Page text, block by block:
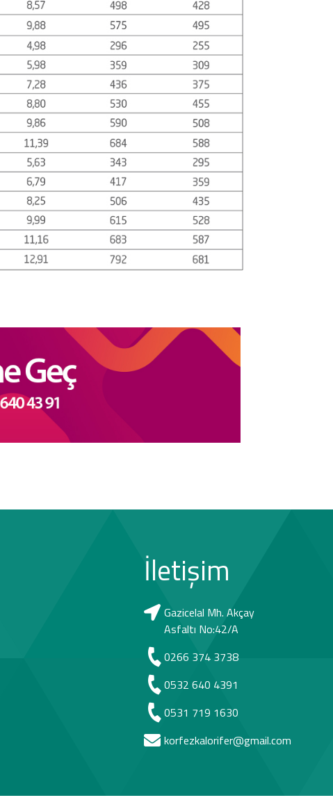
İletişim
Gazicelal Mh. Akçay
Asfaltı No:42/A
0266 374 3738
0532 640 4391
0531 719 1630
korfezkalorifer@gmail.com